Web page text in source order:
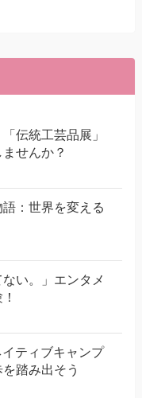
伝統工芸品展」
せんか？
：世界を変える
い。」エンタメ
ティブキャンプ
踏み出そう